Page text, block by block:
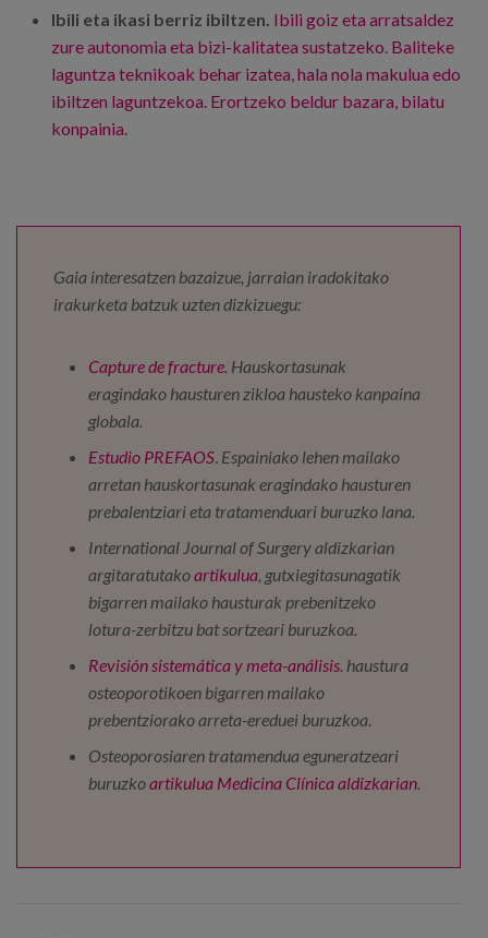
Ibili eta ikasi berriz ibiltzen. Ibili goiz eta arratsaldez
zure autonomia eta bizi-kalitatea sustatzeko. Baliteke
laguntza teknikoak behar izatea, hala nola makulua edo
ibiltzen laguntzekoa. Erortzeko beldur bazara, bilatu
konpainia.
Gaia interesatzen bazaizue, jarraian iradokitako
irakurketa batzuk uzten dizkizuegu:
Capture de fracture. Hauskortasunak
eragindako hausturen zikloa hausteko kanpaina
globala.
Estudio PREFAOS. Espainiako lehen mailako
arretan hauskortasunak eragindako hausturen
prebalentziari eta tratamenduari buruzko lana.
International Journal of Surgery aldizkarian
argitaratutakoartikulua, gutxiegitasunagatik
bigarren mailako hausturak prebenitzeko
lotura-zerbitzu bat sortzeari buruzkoa.
Revisión sistemática y meta-análisis. haustura
osteoporotikoen bigarren mailako
prebentziorako arreta-ereduei buruzkoa.
Osteoporosiaren tratamendua eguneratzeari
buruzkoartikulua Medicina Clínica aldizkarian.